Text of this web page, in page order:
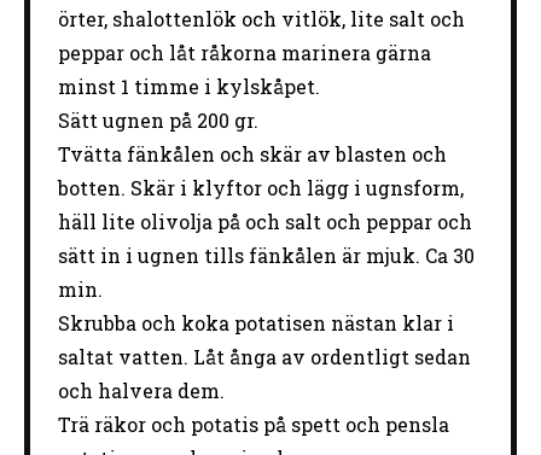
örter, shalottenlök och vitlök, lite salt och
peppar och låt råkorna marinera gärna
minst 1 timme i kylskåpet.
Sätt ugnen på 200 gr.
Tvätta fänkålen och skär av blasten och
botten. Skär i klyftor och lägg i ugnsform,
häll lite olivolja på och salt och peppar och
sätt in i ugnen tills fänkålen är mjuk. Ca 30
min.
Skrubba och koka potatisen nästan klar i
saltat vatten. Låt ånga av ordentligt sedan
och halvera dem.
Trä räkor och potatis på spett och pensla